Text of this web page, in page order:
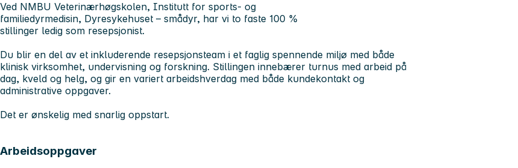
Ved NMBU Veterinærhøgskolen, Institutt for sports- og
familiedyrmedisin, Dyresykehuset – smådyr, har vi to faste 100 %
stillinger ledig som resepsjonist.
Du blir en del av et inkluderende resepsjonsteam i et faglig spennende miljø med både
klinisk virksomhet, undervisning og forskning. Stillingen innebærer turnus med arbeid på
dag, kveld og helg, og gir en variert arbeidshverdag med både kundekontakt og
administrative oppgaver.
Det er ønskelig med snarlig oppstart.
Arbeidsoppgaver